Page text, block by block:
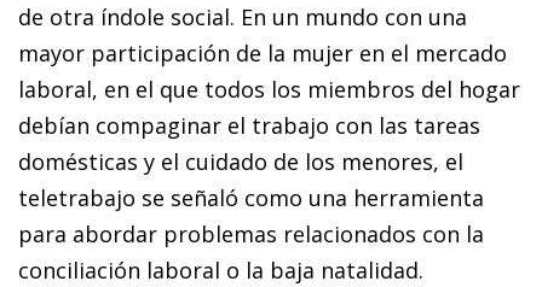
de otra índole social. En un mundo con una
mayor participación de la mujer en el mercado
laboral, en el que todos los miembros del hogar
debían compaginar el trabajo con las tareas
domésticas y el cuidado de los menores, el
teletrabajo se señaló como una herramienta
para abordar problemas relacionados con la
conciliación laboral o la baja natalidad.